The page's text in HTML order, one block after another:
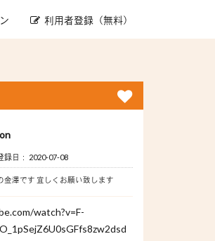
利用者登録（無料）
録日： 2020-07-08
金澤です 宜しくお願い致します
watch?v=F-